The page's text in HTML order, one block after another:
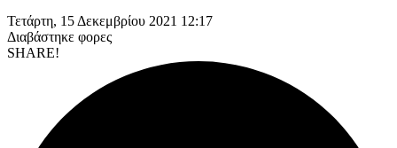
Τετάρτη, 15 Δεκεμβρίου 2021 12:17
Διαβάστηκε φορες
SHARE!